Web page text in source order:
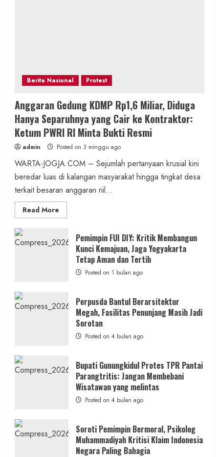
Berita Nasional Protest
Anggaran Gedung KDMP Rp1,6 Miliar, Diduga
Hanya Separuhnya yang Cair ke Kontraktor:
Ketum PWRI RI Minta Bukti Resmi
admin Posted on 3 minggu ago
WARTA-JOGJA.COM – Sejumlah pertanyaan krusial kini
beredar luas di kalangan masyarakat hingga tingkat desa
terkait besaran anggaran riil...
Read More
more
Gedung
KDMP
Rp1,6
Miliar,
Diduga
Hanya
Separuhnya
Kontraktor:
Ketum
PWRI
Minta
Pemimpin FUI DIY: Kritik Membangun
Kunci Kemajuan, Jaga Yogyakarta
Tetap Aman dan Tertib
Posted on 1 bulan ago
Perpusda Bantul Berarsitektur
Megah, Fasilitas Penunjang Masih Jadi
Sorotan
Posted on 4 bulan ago
Bupati Gunungkidul Protes TPR Pantai
Parangtritis: Jangan Membebani
Wisatawan yang melintas
Posted on 4 bulan ago
Soroti Pemimpin Bermoral, Psikolog
Muhammadiyah Kritisi Klaim Indonesia
Negara Paling Bahagia